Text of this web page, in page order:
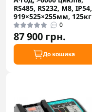
RS485, RS232, М8, IP54,
919×525×255мм, 125кг
0
87 900 грн.
До кошика